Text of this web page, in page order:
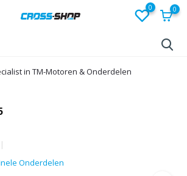
0 0
in TM-Motoren & Onderdelen
Onderdelen